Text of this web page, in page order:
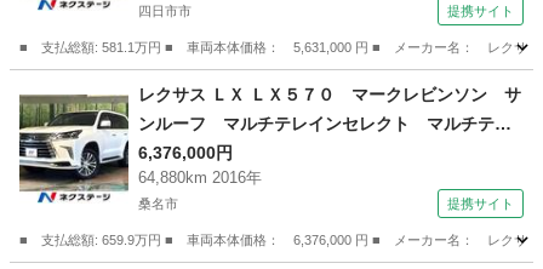
ター ドラレコ コーナーセンサー ＥＴＣ２．
０ （車検整備付）
四日市市 提携サイト
■ 支払総額: 581.1万円 ■ 車両本体価格： 5,631,000 円 ■ メーカー名： レク
レクサス
レクサス ＬＸ ＬＸ５７０ マークレビンソン サ
ンルーフ マルチテレインセレクト マルチテレ
インセレクト 全周囲カメラ ８人 エアサス
前・中席シートベンチレーション セミアニリン
黒革シート パワーバックドア ブラインドスポ
ット （車検整備付）
6,376,000円
64,880km 2016年
桑名市 提携サイト
■ 支払総額: 659.9万円 ■ 車両本体価格： 6,376,000 円 ■ メーカー名： レクサ